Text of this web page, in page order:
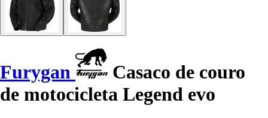
Furygan
Casaco de couro
de motocicleta Legend evo